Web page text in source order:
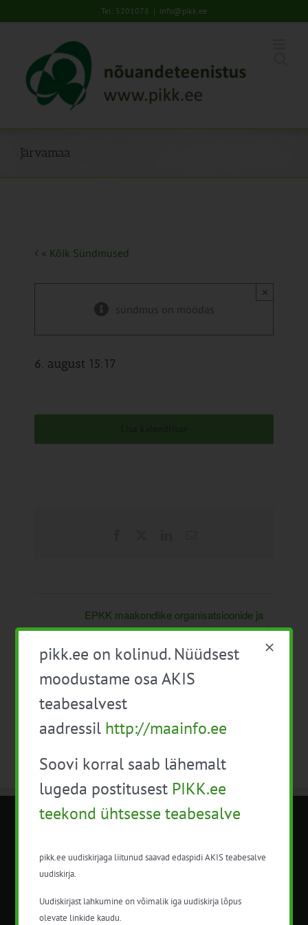
to
Tel: 5201078 | info@pikk.ee
Järvamaa
« Kõik Sündmused
sündmus on möödas
×
6. august 15:17
EPKK maakondlike organisatsioonide ja
põllumajandusgruppi juhatuse ühine nõupidamine
Maa-ametis Tallinnas
nõustamisteenuseid.
pikk.ee on kolinud. Nüüdsest
moodustame osa AKIS
teabesalvest
aadressil http://maainfo.ee
Soovi korral saab lähemalt
lugeda postitusest PIKK.ee
teekond ühtsesse teabesalve
pikk.ee uudiskirjaga liitunud saavad edaspidi AKIS teabesalve
uudiskirja.
Uudiskirjast lahkumine on võimalik iga uudiskirja lõpus
olevate linkide kaudu.